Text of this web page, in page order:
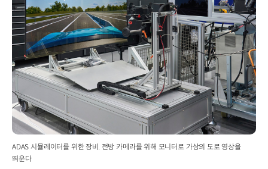
ADAS 시뮬레이터를 위한 장비. 전방 카메라를 위해 모니터로 가상의 도로 영상을
띄운다